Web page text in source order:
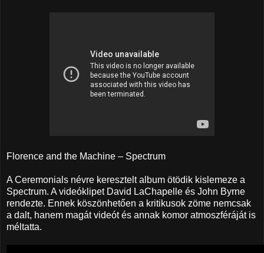
Florence and the Machine – Spectrum
A Ceremonials névre keresztelt album ötödik kislemeze a
Spectrum. A videóklipet David LaChapelle és John Byrne
rendezte. Ennek köszönhetően a kritikusok zöme nemcsak
a dalt, hanem magát videót és annak komor atmoszféráját is
méltatta.